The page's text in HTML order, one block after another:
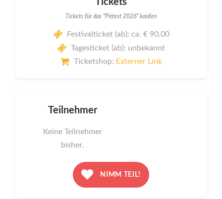
Tickets für das "Pitfest 2026" kaufen
Festivalticket (ab): ca. € 90,00
Tagesticket (ab): unbekannt
Ticketshop: Externer Link
Teilnehmer
Keine Teilnehmer
bisher.
NIMM TEIL!